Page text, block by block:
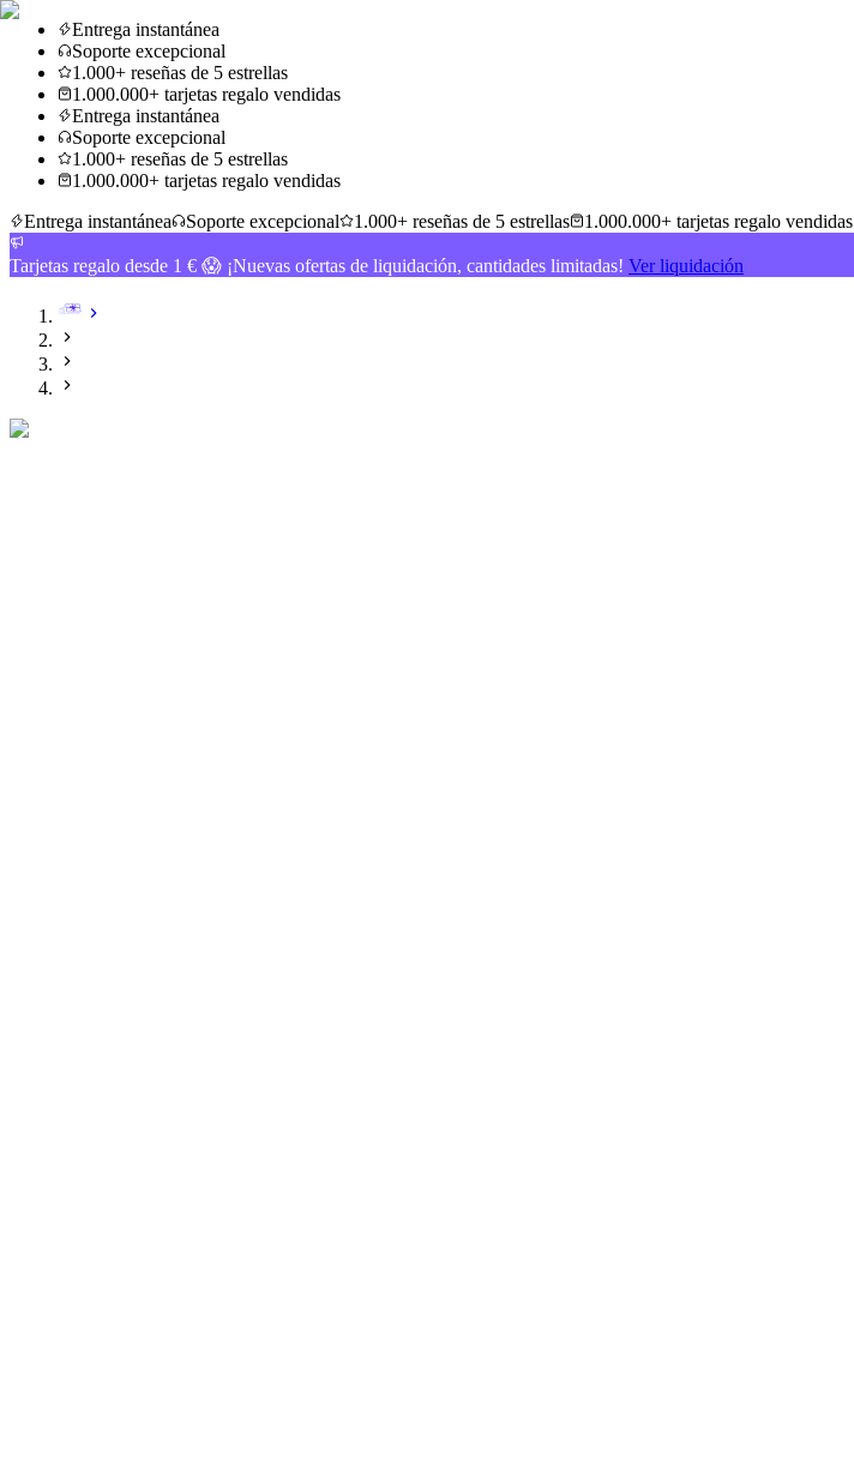
Entrega instantánea
Soporte excepcional
1.000+ reseñas de 5 estrellas
1.000.000+ tarjetas regalo vendidas
Entrega instantánea
Soporte excepcional
1.000+ reseñas de 5 estrellas
1.000.000+ tarjetas regalo vendidas
Entrega instantánea
Soporte excepcional 1.000+ reseñas de 5 estrellas 1.000.000+ tarjetas regalo vendidas
Tarjetas regalo desde 1 € 😱 ¡Nuevas ofertas de liquidación, cantidades limitadas! Ver liquidación